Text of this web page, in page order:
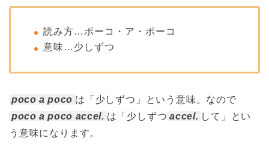
読み方…ポーコ・ア・ポーコ
意味…少しずつ
poco a poco は「少しずつ」という意味。なので
poco a poco accel. は「少しずつ accel. して」とい
う意味になります。